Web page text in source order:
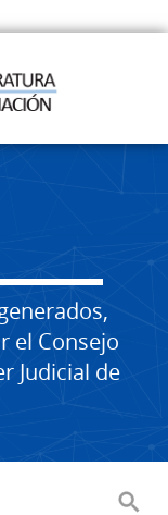
el Consejo
Judicial de